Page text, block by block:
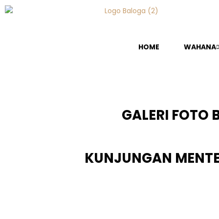
HOME WAHANA
GALERI FOTO
KUNJUNGAN